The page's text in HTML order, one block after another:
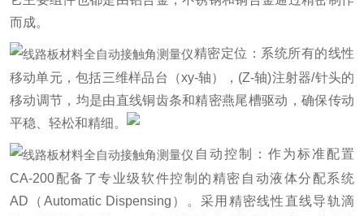
而成。
精密定位：系统所有的线性
移动单元，包括三维样品台（xy-轴），(Z-轴)注射器/针头的
移动调节，均是由直线铜齿条和精密燕尾槽驱动，确保传动
平稳、轻松和精细。
自动控制：作为标准配置
CA-200配备了专业级软件控制的精密自动液体分配系统
AD（Automatic Dispensing）。采用精密线性直线导轨滴